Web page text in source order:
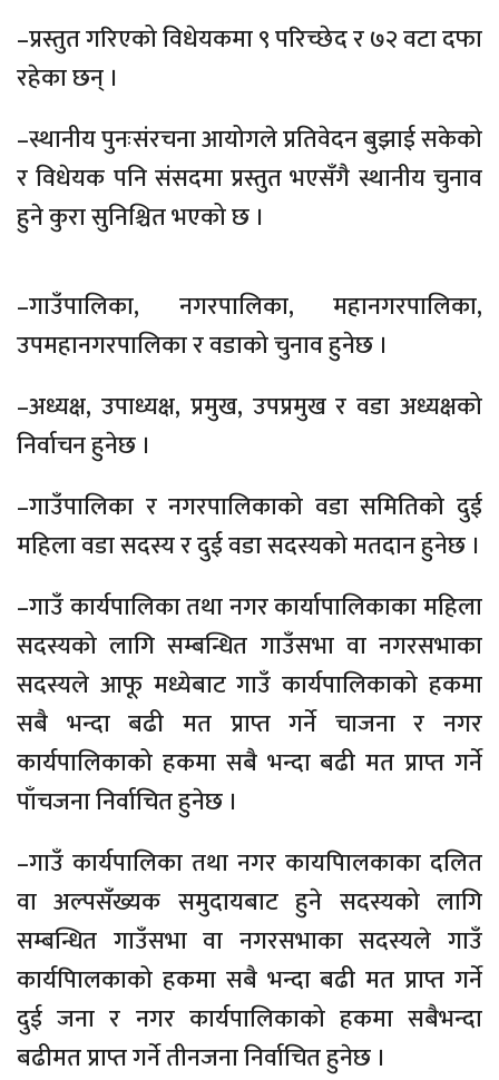
–प्रस्तुत गरिएको विधेयकमा ९ परिच्छेद र ७२ वटा दफा
रहेका छन् ।
–स्थानीय पुनःसंरचना आयोगले प्रतिवेदन बुझाई सकेको
र विधेयक पनि संसदमा प्रस्तुत भएसँगै स्थानीय चुनाव
हुने कुरा सुनिश्चित भएको छ ।
–गाउँपालिका, नगरपालिका, महानगरपालिका,
उपमहानगरपालिका र वडाको चुनाव हुनेछ ।
–अध्यक्ष, उपाध्यक्ष, प्रमुख, उपप्रमुख र वडा अध्यक्षको
निर्वाचन हुनेछ ।
–गाउँपालिका र नगरपालिकाको वडा समितिको दुई
महिला वडा सदस्य र दुई वडा सदस्यको मतदान हुनेछ ।
–गाउँ कार्यपालिका तथा नगर कार्यापालिकाका महिला
सदस्यको लागि सम्बन्धित गाउँसभा वा नगरसभाका
सदस्यले आफू मध्येबाट गाउँ कार्यपालिकाको हकमा
सबै भन्दा बढी मत प्राप्त गर्ने चाजना र नगर
कार्यपालिकाको हकमा सबै भन्दा बढी मत प्राप्त गर्ने
पाँचजना निर्वाचित हुनेछ ।
–गाउँ कार्यपालिका तथा नगर कायपािलकाका दलित
वा अल्पसँख्यक समुदायबाट हुने सदस्यको लागि
सम्बन्धित गाउँसभा वा नगरसभाका सदस्यले गाउँ
कार्यपािलकाको हकमा सबै भन्दा बढी मत प्राप्त गर्ने
दुई जना र नगर कार्यपालिकाको हकमा सबैभन्दा
बढीमत प्राप्त गर्ने तीनजना निर्वाचित हुनेछ ।